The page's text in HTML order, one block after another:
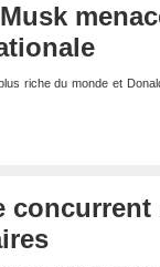
riche du monde et